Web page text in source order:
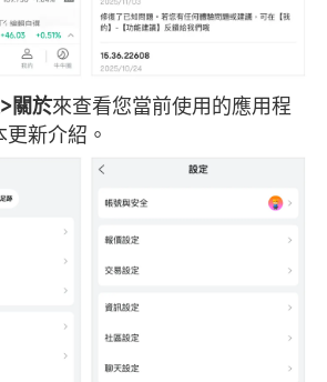
關於來查看您當前使用的應用程
新介紹。